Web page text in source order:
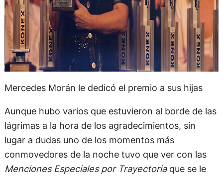
Mercedes Morán le dedicó el premio a sus hijas
Aunque hubo varios que estuvieron al borde de las
lágrimas a la hora de los agradecimientos, sin
lugar a dudas uno de los momentos más
conmovedores de la noche tuvo que ver con las
Menciones Especiales por Trayectoriaque se le